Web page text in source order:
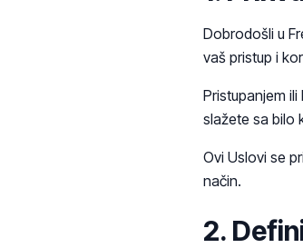
Dobrodošli u
vaš pristup i
Pristupanjem
slažete sa bilo
Ovi Uslovi se
način.
2.